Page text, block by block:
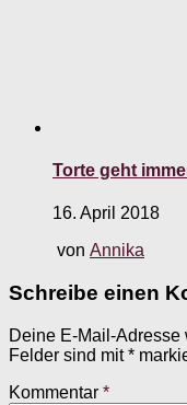
Torte geht
16. April 2018
von Annika
Schreibe einen
Deine E-Mail-Adresse
Felder sind mit*
Kommentar *